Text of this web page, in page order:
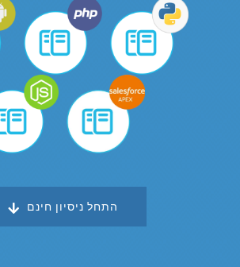
התחל ניסיון חינם